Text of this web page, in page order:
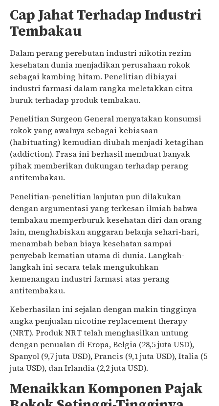
Cap Jahat Terhadap Industri
Tembakau
Dalam perang perebutan industri nikotin rezim
kesehatan dunia menjadikan perusahaan rokok
sebagai kambing hitam. Penelitian dibiayai
industri farmasi dalam rangka meletakkan citra
buruk terhadap produk tembakau.
Penelitian Surgeon General menyatakan konsumsi
rokok yang awalnya sebagai kebiasaan
(habituating) kemudian diubah menjadi ketagihan
(addiction). Frasa ini berhasil membuat banyak
pihak memberikan dukungan terhadap perang
antitembakau.
Penelitian-penelitian lanjutan pun dilakukan
dengan argumentasi yang terkesan ilmiah bahwa
tembakau memperburuk kesehatan diri dan orang
lain, menghabiskan anggaran belanja sehari-hari,
menambah beban biaya kesehatan sampai
penyebab kematian utama di dunia. Langkah-
langkah ini secara telak mengukuhkan
kemenangan industri farmasi atas perang
antitembakau.
Keberhasilan ini sejalan dengan makin tingginya
angka penjualan nicotine replacement therapy
(NRT). Produk NRT telah menghasilkan untung
dengan penualan di Eropa, Belgia (28,5 juta USD),
Spanyol (9,7 juta USD), Prancis (9,1 juta USD), Italia (5
juta USD), dan Irlandia (2,2 juta USD).
Menaikkan Komponen Pajak